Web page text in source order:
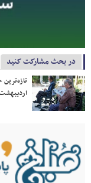
در بحث مشارکت کنید